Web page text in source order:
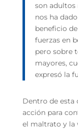
son adultos
nos ha
beneficio
fuerzas en
pero sobre
mayores,
expresó la
Dentro de esta
acción para
el maltrato y la